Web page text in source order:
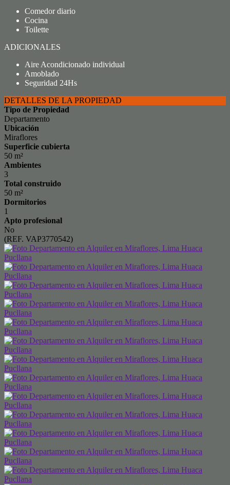
Comedor diario
Cocina
Toilette
ADICIONALES
Aire Acondicionado individual
Amoblado
Seguridad 24Hs
DETALLES DE LA PROPIEDAD
Tipo de Propiedad
Departamento
Ubicación
Miraflores
Superficie cubierta
50 m²
Ambientes
3
Total construido
50 m²
Dormitorios
1
Apto profesional
No
(REF. VAP3770542)